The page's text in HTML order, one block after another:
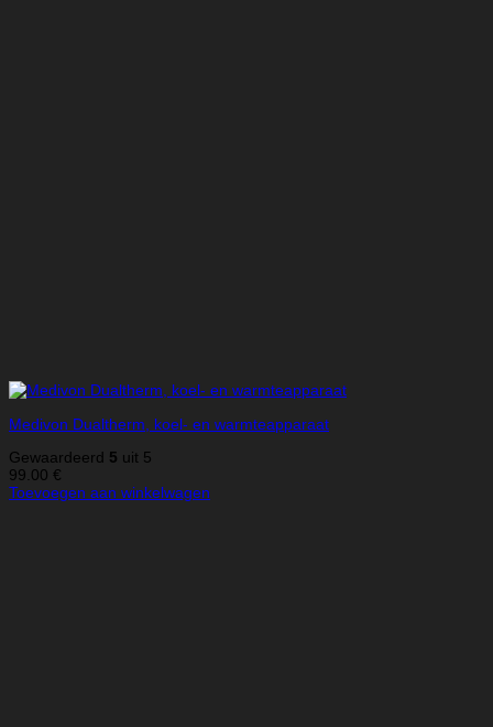
Medivon Dualtherm, koel- en warmteapparaat
Gewaardeerd 5 uit 5
99.00 €
Toevoegen aan winkelwagen